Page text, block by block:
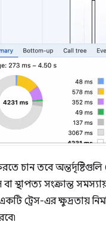
চান তবে
স্থাপত্য সংক্রান্ত
ট্রেস-এর ক্ষুদ্রতায়